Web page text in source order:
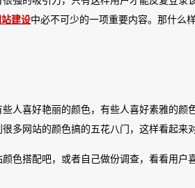
建设中必不可少的一项重要内容。那什么
人喜好艳丽的颜色，有些人喜好素雅的
多网站的颜色搞的五花八门，这样看起来
色搭配吧，或者自己做份调查，看看用户